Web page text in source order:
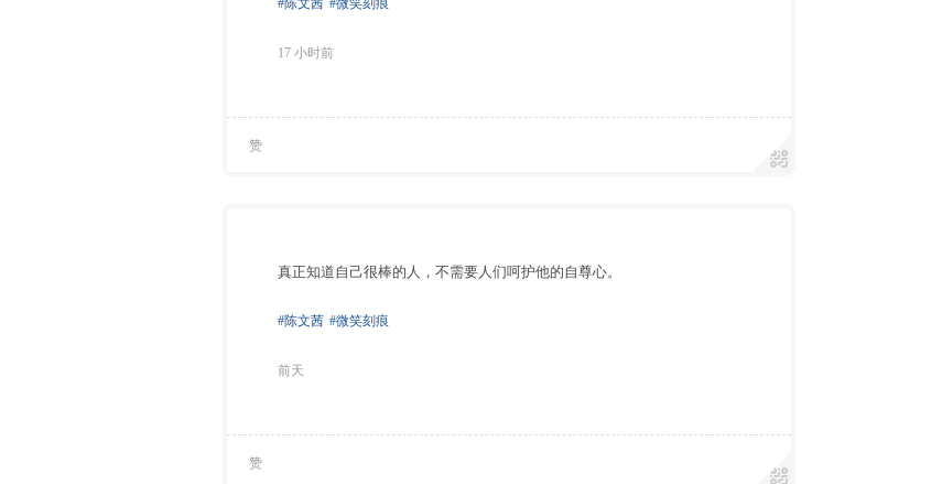
#陈文茜 #微笑刻痕
17 小时前
赞
真正知道自己很棒的人，不需要人们呵护他的自尊心。
#陈文茜 #微笑刻痕
前天
赞